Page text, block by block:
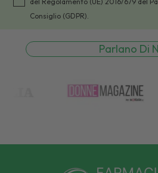
Consiglio (GDPR).
Parlano Di